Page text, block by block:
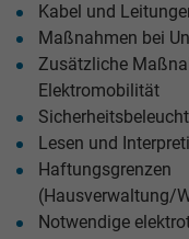
Kabel und
Maßnahmen bei
Zusätzliche
Elektromobilität
Lesen und
Haftungsgrenzen
(Hausverwaltung/
Notwendige